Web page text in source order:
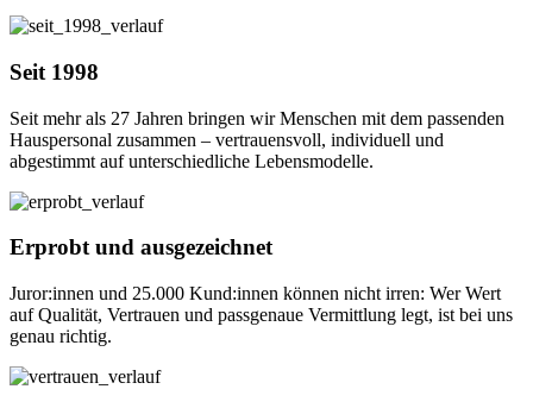
Seit 1998
Seit mehr als 27 Jahren bringen wir Menschen mit dem passenden
Hauspersonal zusammen – vertrauensvoll, individuell und
abgestimmt auf unterschiedliche Lebensmodelle.
Erprobt und ausgezeichnet
Juror:innen und 25.000 Kund:innen können nicht irren: Wer Wert
auf Qualität, Vertrauen und passgenaue Vermittlung legt, ist bei uns
genau richtig.